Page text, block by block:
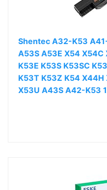
Shentec A32-K53
A53S A53E X54 X54C
K53E K53S K53SC
K53T K53Z K54 X44H
X53U A43S A42-K53